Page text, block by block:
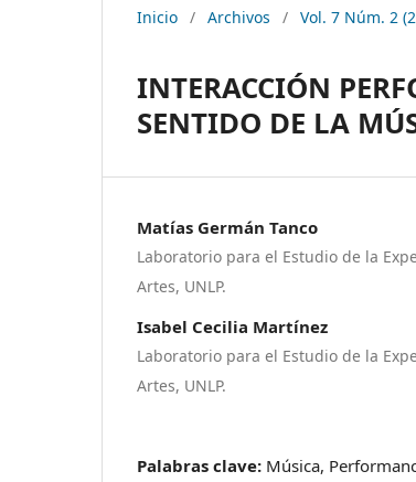
Inicio / Archivos / Vol. 7 Núm. 2
INTERACCIÓN
SENTIDO DE LA
Matías Germán Tanco
Laboratorio para el Estudio de la
Artes, UNLP.
Isabel Cecilia Martínez
Laboratorio para el Estudio de la
Artes, UNLP.
Palabras clave: Música,